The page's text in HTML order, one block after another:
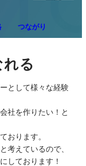
つながり
る
として様々な経験
社を作りたい！と
おります。
考えているので、
しております！